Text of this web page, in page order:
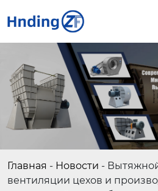
Главная - Новости -
вентиляции цехов и